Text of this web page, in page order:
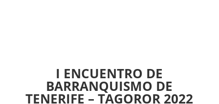
I ENCUENTRO DE
BARRANQUISMO DE
TENERIFE – TAGOROR 2022